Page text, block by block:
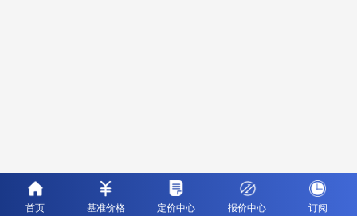
首页 基准价格 定价中心 报价中心 订阅